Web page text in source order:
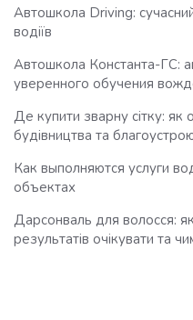
Автошкола Driving:
водіїв
Автошкола Константа-ГС:
уверенного обучения
Де купити зварну сітку: як
будівництва та
Как выполняются услуги
объектах
Дарсонваль для волосся:
результатів очікувати та